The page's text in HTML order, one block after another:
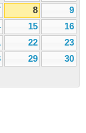
8
9
15
16
22
23
29
30